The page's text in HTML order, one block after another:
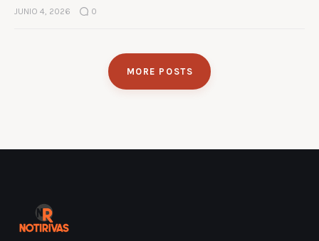
JUNIO 4, 2026 0
MORE POSTS